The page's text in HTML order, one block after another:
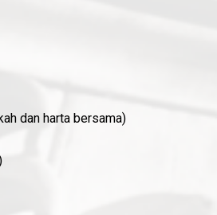
dan harta bersama)